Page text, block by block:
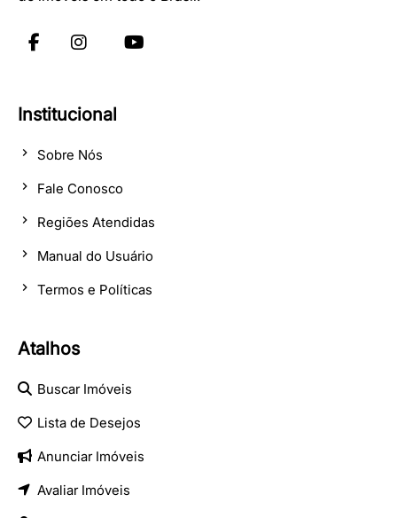
Institucional
Sobre Nós
Fale Conosco
Regiões Atendidas
Manual do Usuário
Termos e Políticas
Atalhos
Buscar Imóveis
Lista de Desejos
Anunciar Imóveis
Avaliar Imóveis